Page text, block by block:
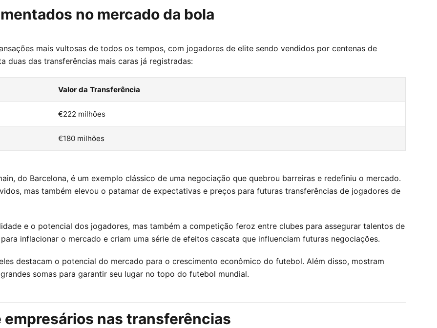
no mercado da bola
mais vultosas de todos os tempos, com jogadores de elite sendo vendidos por centenas de
duas das transferências mais caras já registradas:
Valor da Transferência
€222 milhões
€180 milhões
do Barcelona, é um exemplo clássico de uma negociação que quebrou barreiras e redefiniu o mercado.
mas também elevou o patamar de expectativas e preços para futuras transferências de jogadores de
e o potencial dos jogadores, mas também a competição feroz entre clubes para assegurar talentos de
inflacionar o mercado e criam uma série de efeitos cascata que influenciam futuras negociações.
destacam o potencial do mercado para o crescimento econômico do futebol. Além disso, mostram
somas para garantir seu lugar no topo do futebol mundial.
nas transferências